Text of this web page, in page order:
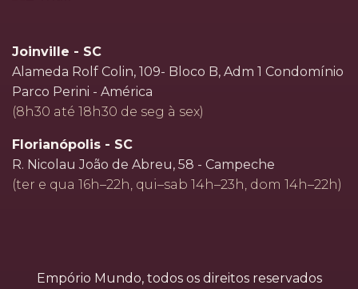
Joinville - SC
Alameda Rolf Colin, 109- Bloco B, Adm 1 Condomínio
Parco Perini - América
(8h30 até 18h30 de seg à sex)
Florianópolis - SC
R. Nicolau João de Abreu, 58 - Campeche
(ter e qua 16h–22h, qui–sab 14h–23h, dom 14h–22h)
Empório Mundo, todos os direitos reservados